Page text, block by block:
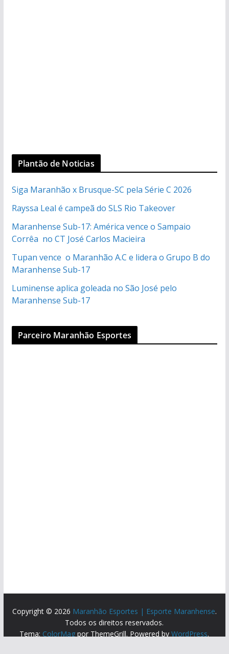
Plantão de Noticias
Siga Maranhão x Brusque-SC pela Série C 2026
Rayssa Leal é campeã do SLS Rio Takeover
Maranhense Sub-17: América vence o Sampaio
Corrêa no CT José Carlos Macieira
Tupan vence o Maranhão A.C e lidera o Grupo B do
Maranhense Sub-17
Luminense aplica goleada no São José pelo
Maranhense Sub-17
Parceiro Maranhão Esportes
Copyright © 2026 Maranhão Esportes | Esporte Maranhense.
Todos os direitos reservados.
Tema: ColorMag por ThemeGrill. Powered byWordPress.